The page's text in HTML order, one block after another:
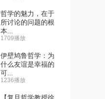
哲学的魅力，在于
所讨论的问题的根
本...
1709播放
伊壁鸠鲁哲学：为
什么友谊是幸福的
可...
1236播放